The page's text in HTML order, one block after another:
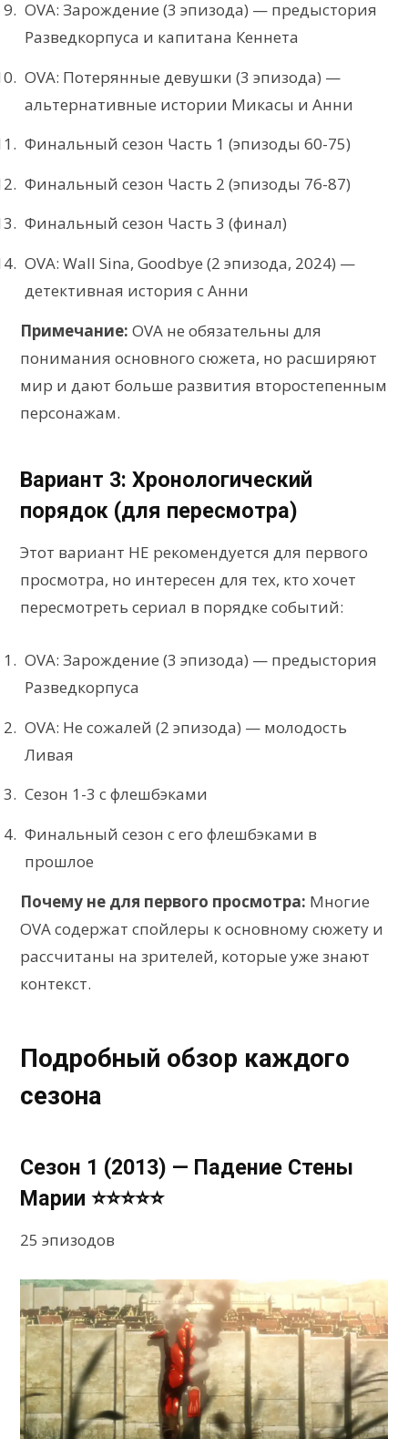
OVA: Зарождение (3 эпизода) — предыстория
Разведкорпуса и капитана Кеннета
OVA: Потерянные девушки (3 эпизода) —
альтернативные истории Микасы и Анни
Финальный сезон Часть 1 (эпизоды 60-75)
Финальный сезон Часть 2 (эпизоды 76-87)
Финальный сезон Часть 3 (финал)
OVA: Wall Sina, Goodbye (2 эпизода, 2024) —
детективная история с Анни
Примечание: OVA не обязательны для
понимания основного сюжета, но расширяют
мир и дают больше развития второстепенным
персонажам.
Вариант 3: Хронологический
порядок (для пересмотра)
Этот вариант НЕ рекомендуется для первого
просмотра, но интересен для тех, кто хочет
пересмотреть сериал в порядке событий:
OVA: Зарождение (3 эпизода) — предыстория
Разведкорпуса
OVA: Не сожалей (2 эпизода) — молодость
Ливая
Сезон 1-3 с флешбэками
Финальный сезон с его флешбэками в
прошлое
Почему не для первого просмотра: Многие
OVA содержат спойлеры к основному сюжету и
рассчитаны на зрителей, которые уже знают
контекст.
Подробный обзор каждого
сезона
Сезон 1 (2013) — Падение Стены
Марии ⭐⭐⭐⭐⭐
25 эпизодов